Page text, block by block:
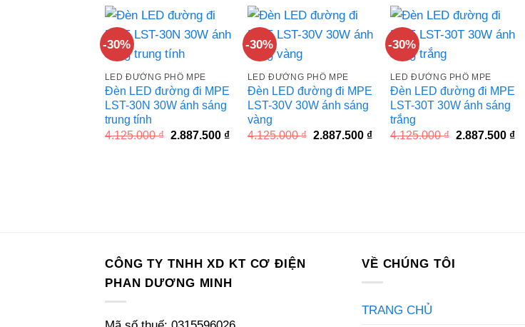
4.071.760 ₫.
3.294.850 ₫.
-30%
LED ĐƯỜNG PHỐ MPE
Đèn LED đường đi MPE
LST-30N 30W ánh sáng
trung tính
4.125.000₫ Giá
2.887.500 ₫Giá
-30%
LED ĐƯỜNG PHỐ MPE
Đèn LED đường đi MPE
LST-30V 30W ánh sáng
vàng
4.125.000₫ Giá
2.887.500 ₫Giá
-30%
LED ĐƯỜNG PHỐ MPE
Đèn LED đường đi MPE
LST-30T 30W ánh sáng
trắng
4.125.000₫ Giá
2.887.500 ₫Giá
CÔNG TY TNHH XD KT CƠ ĐIỆN
PHAN DƯƠNG MINH
VỀ CHÚNG TÔI
TRANG CHỦ